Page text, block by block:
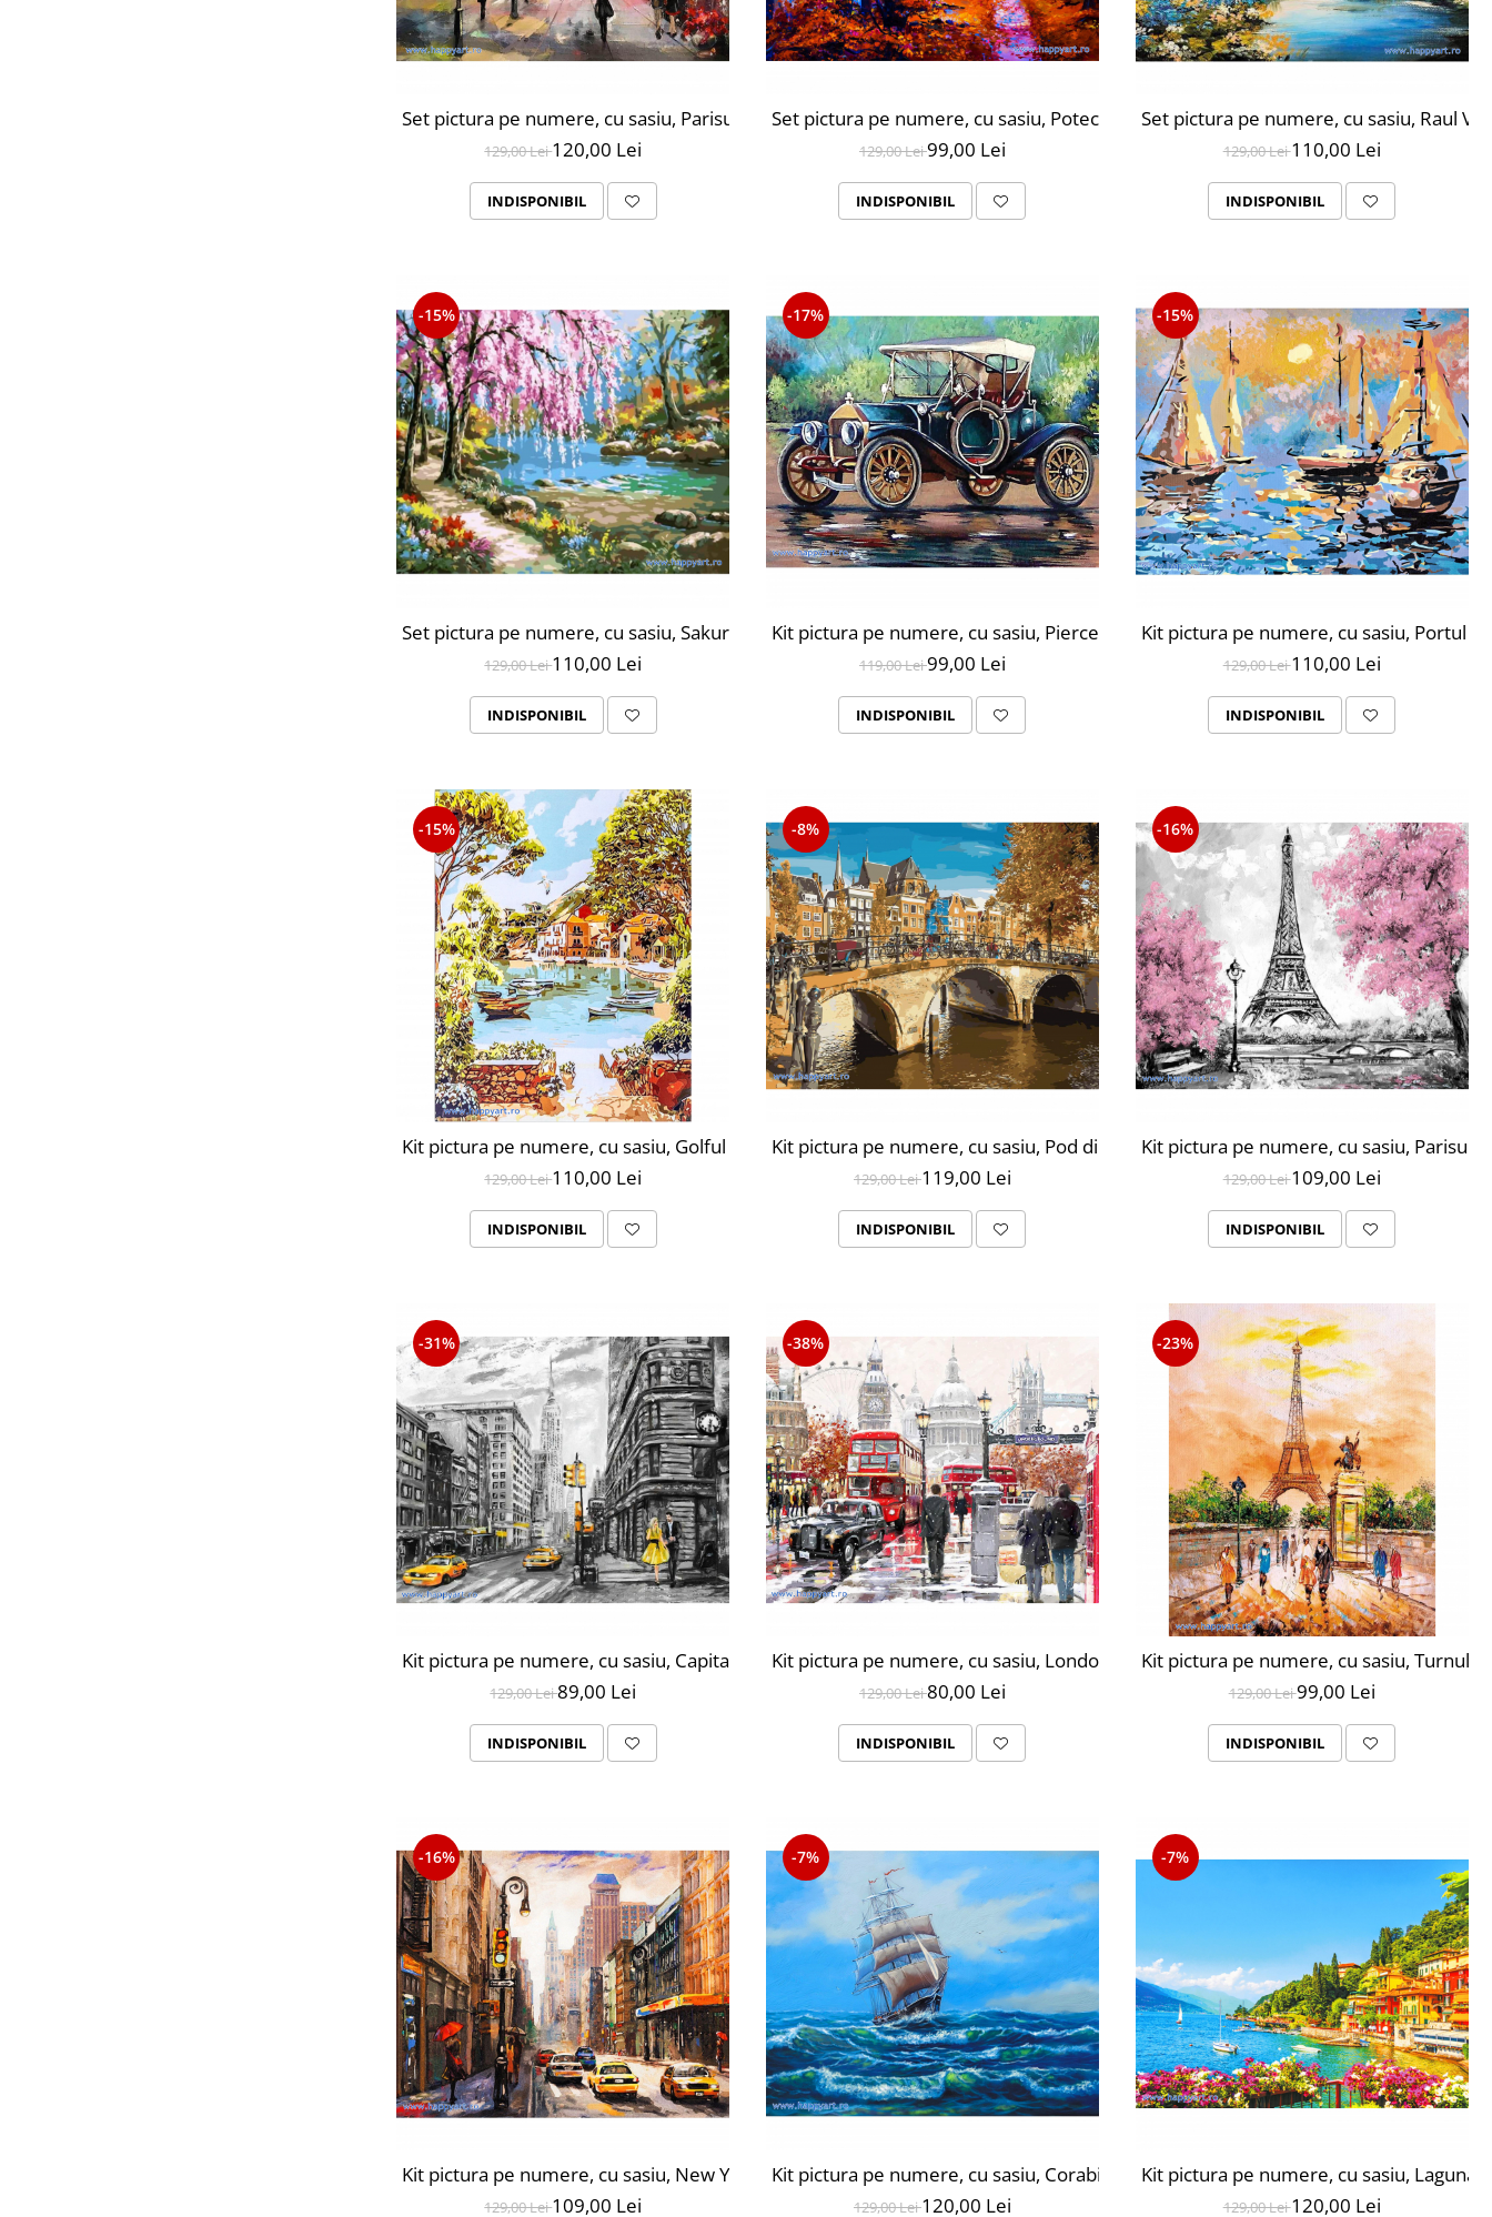
Set pictura pe numere, cu sasiu, Parisul in Ploaie, 40x50 cm, 30 culori
129,00 Lei120,00 Lei
INDISPONIBIL
Set pictura pe numere, cu sasiu, Poteca de Padure Toamna, 40x50 cm, 24 culori,
129,00 Lei99,00 Lei
INDISPONIBIL
Set pictura pe numere, cu sasiu, Raul
129,00 Lei110,00 Lei
INDISPONIBIL
-15%
Set pictura pe numere, cu sasiu, Sakura langa Rau, 40x50 cm, 24 culori
129,00 Lei110,00 Lei
INDISPONIBIL
-17%
Kit pictura pe numere, cu sasiu, Pierce Arrow, 30X40 cm, 24 culori, nivel avansat,
119,00 Lei99,00 Lei
INDISPONIBIL
-15%
Kit pictura pe numere, cu sasiu, Portul
129,00 Lei110,00 Lei
INDISPONIBIL
-15%
Kit pictura pe numere, cu sasiu, Golful fericirii, 40X50 cm, 24 culori, nivel avansat, MG2098
129,00 Lei110,00 Lei
INDISPONIBIL
-8%
Kit pictura pe numere, cu sasiu, Pod din Amsterdam, 40X50 cm, 24 culori, nivel
129,00 Lei119,00 Lei
INDISPONIBIL
-16%
Kit pictura pe numere, cu sasiu, Parisul
129,00 Lei109,00 Lei
INDISPONIBIL
-31%
Kit pictura pe numere, cu sasiu, Capitala, 40X50 cm, 21 culori, nivel mediu, MG2168
129,00 Lei89,00 Lei
INDISPONIBIL
-38%
Kit pictura pe numere, cu sasiu, London street, 40X50 cm, 28 culori, nivel avansat,
129,00 Lei80,00 Lei
INDISPONIBIL
-23%
Kit pictura pe numere, cu sasiu, Turnul
129,00 Lei99,00 Lei
INDISPONIBIL
-16%
Kit pictura pe numere, cu sasiu, New York City, 40X50 cm, 30 culori, nivel avansat, MG2407
129,00 Lei109,00 Lei
-7%
Kit pictura pe numere, cu sasiu, Corabia cu panze albe, 40X50 cm, 28 culori, nivel
129,00 Lei120,00 Lei
-7%
Kit pictura pe numere, cu sasiu, Laguna
129,00 Lei120,00 Lei